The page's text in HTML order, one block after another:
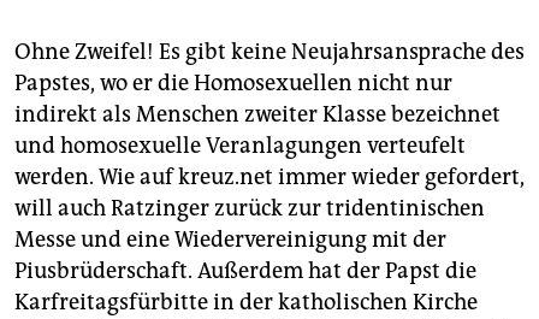
Ohne Zweifel! Es gibt keine Neujahrsansprache des
Papstes, wo er die Homosexuellen nicht nur
indirekt als Menschen zweiter Klasse bezeichnet
und homosexuelle Veranlagungen verteufelt
werden. Wie auf kreuz.net immer wieder gefordert,
will auch Ratzinger zurück zur tridentinischen
Messe und eine Wiedervereinigung mit der
Piusbrüderschaft. Außerdem hat der Papst die
Karfreitagsfürbitte in der katholischen Kirche